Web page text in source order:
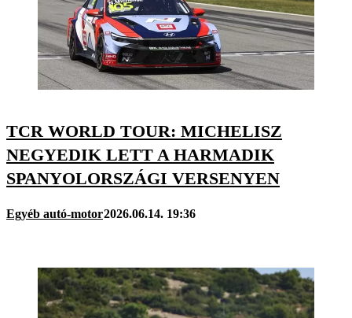
TCR WORLD TOUR: MICHELISZ
NEGYEDIK LETT A HARMADIK
SPANYOLORSZÁGI VERSENYEN
Egyéb autó-motor2026.06.14. 19:36